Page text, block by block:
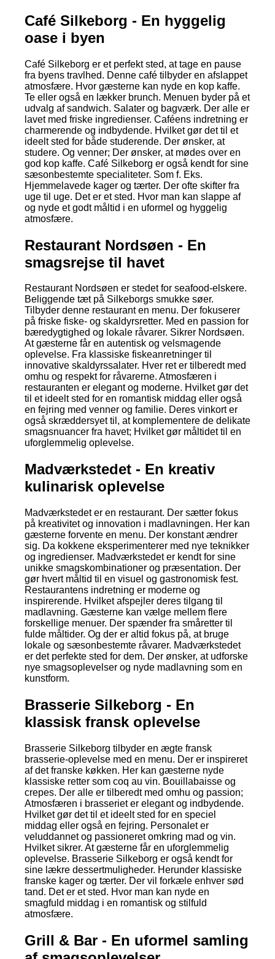
Café Silkeborg - En hyggelig
oase i byen
Café Silkeborg er et perfekt sted, at tage en pause
fra byens travlhed. Denne café tilbyder en afslappet
atmosfære. Hvor gæsterne kan nyde en kop kaffe.
Te eller også en lækker brunch. Menuen byder på et
udvalg af sandwich. Salater og bagværk. Der alle er
lavet med friske ingredienser. Caféens indretning er
charmerende og indbydende. Hvilket gør det til et
ideelt sted for både studerende. Der ønsker, at
studere. Og venner; Der ønsker, at mødes over en
god kop kaffe. Café Silkeborg er også kendt for sine
sæsonbestemte specialiteter. Som f. Eks.
Hjemmelavede kager og tærter. Der ofte skifter fra
uge til uge. Det er et sted. Hvor man kan slappe af
og nyde et godt måltid i en uformel og hyggelig
atmosfære.
Restaurant Nordsøen - En
smagsrejse til havet
Restaurant Nordsøen er stedet for seafood-elskere.
Beliggende tæt på Silkeborgs smukke søer.
Tilbyder denne restaurant en menu. Der fokuserer
på friske fiske- og skaldyrsretter. Med en passion for
bæredygtighed og lokale råvarer. Sikrer Nordsøen.
At gæsterne får en autentisk og velsmagende
oplevelse. Fra klassiske fiskeanretninger til
innovative skaldyrssalater. Hver ret er tilberedt med
omhu og respekt for råvarerne. Atmosfæren i
restauranten er elegant og moderne. Hvilket gør det
til et ideelt sted for en romantisk middag eller også
en fejring med venner og familie. Deres vinkort er
også skræddersyet til, at komplementere de delikate
smagsnuancer fra havet; Hvilket gør måltidet til en
uforglemmelig oplevelse.
Madværkstedet - En kreativ
kulinarisk oplevelse
Madværkstedet er en restaurant. Der sætter fokus
på kreativitet og innovation i madlavningen. Her kan
gæsterne forvente en menu. Der konstant ændrer
sig. Da kokkene eksperimenterer med nye teknikker
og ingredienser. Madværkstedet er kendt for sine
unikke smagskombinationer og præsentation. Der
gør hvert måltid til en visuel og gastronomisk fest.
Restaurantens indretning er moderne og
inspirerende. Hvilket afspejler deres tilgang til
madlavning. Gæsterne kan vælge mellem flere
forskellige menuer. Der spænder fra småretter til
fulde måltider. Og der er altid fokus på, at bruge
lokale og sæsonbestemte råvarer. Madværkstedet
er det perfekte sted for dem. Der ønsker, at udforske
nye smagsoplevelser og nyde madlavning som en
kunstform.
Brasserie Silkeborg - En
klassisk fransk oplevelse
Brasserie Silkeborg tilbyder en ægte fransk
brasserie-oplevelse med en menu. Der er inspireret
af det franske køkken. Her kan gæsterne nyde
klassiske retter som coq au vin. Bouillabaisse og
crepes. Der alle er tilberedt med omhu og passion;
Atmosfæren i brasseriet er elegant og indbydende.
Hvilket gør det til et ideelt sted for en speciel
middag eller også en fejring. Personalet er
veluddannet og passioneret omkring mad og vin.
Hvilket sikrer. At gæsterne får en uforglemmelig
oplevelse. Brasserie Silkeborg er også kendt for
sine lækre dessertmuligheder. Herunder klassiske
franske kager og tærter. Der vil forkæle enhver sød
tand. Det er et sted. Hvor man kan nyde en
smagfuld middag i en romantisk og stilfuld
atmosfære.
Grill & Bar - En uformel samling